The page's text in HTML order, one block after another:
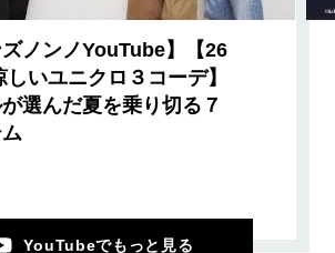
ズノンノYouTube】【26
しいユニクロ３コーデ】
選んだ夏を乗り切る７
YouTubeでもっと見る